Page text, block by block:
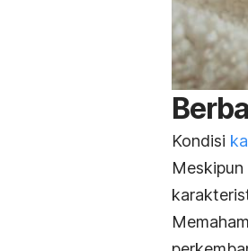
Kondisi